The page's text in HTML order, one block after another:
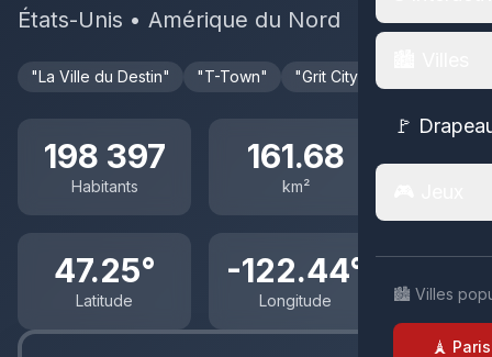
🚩
🏙️ Villes
🗼 Paris
États-Unis • Amérique du Nord
"La Ville du Destin" "T-Town" "Grit City"
198 397
Habitants
161.68
km²
47.25°
Latitude
-122.44°
Longitude